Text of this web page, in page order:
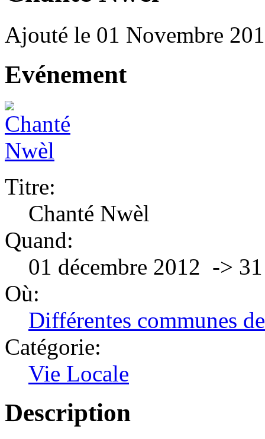
Ajouté le 01 Novembre
Evénement
Titre:
Chanté Nwèl
Quand:
01 décembre 2012 ->
Où:
Différentes communes
Catégorie:
Vie Locale
Description